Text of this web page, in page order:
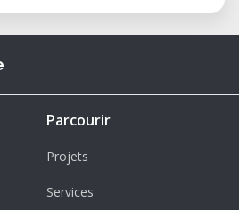
Parcourir
Projets
Services